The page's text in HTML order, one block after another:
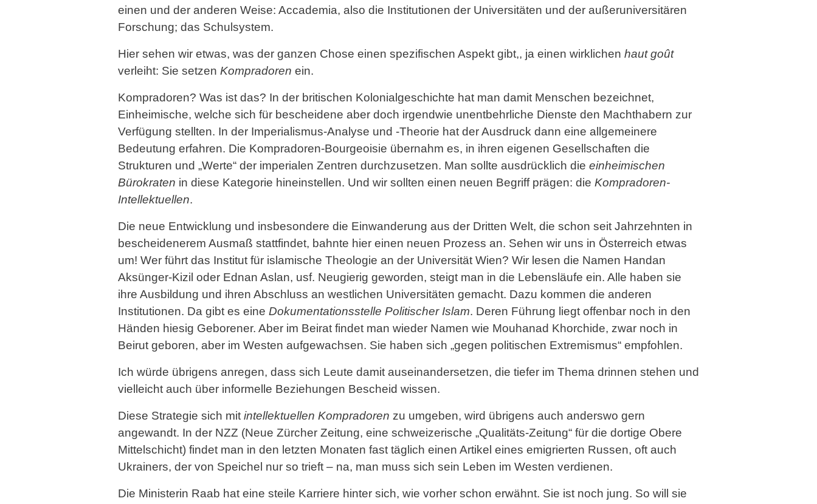
einen und der anderen Weise: Accademia, also die Institutionen der Universitäten und der außeruniversitären
Forschung; das Schulsystem.
Hier sehen wir etwas, was der ganzen Chose einen spezifischen Aspekt gibt,, ja einen wirklichen haut goût
verleiht: Sie setzen Kompradoren ein.
Kompradoren? Was ist das? In der britischen Kolonialgeschichte hat man damit Menschen bezeichnet,
Einheimische, welche sich für bescheidene aber doch irgendwie unentbehrliche Dienste den Machthabern zur
Verfügung stellten. In der Imperialismus-Analyse und -Theorie hat der Ausdruck dann eine allgemeinere
Bedeutung erfahren. Die Kompradoren-Bourgeoisie übernahm es, in ihren eigenen Gesellschaften die
Strukturen und „Werte“ der imperialen Zentren durchzusetzen. Man sollte ausdrücklich die einheimischen
Bürokraten in diese Kategorie hineinstellen. Und wir sollten einen neuen Begriff prägen: die Kompradoren-
Intellektuellen.
Die neue Entwicklung und insbesondere die Einwanderung aus der Dritten Welt, die schon seit Jahrzehnten in
bescheidenerem Ausmaß stattfindet, bahnte hier einen neuen Prozess an. Sehen wir uns in Österreich etwas
um! Wer führt das Institut für islamische Theologie an der Universität Wien? Wir lesen die Namen Handan
Aksünger-Kizil oder Ednan Aslan, usf. Neugierig geworden, steigt man in die Lebensläufe ein. Alle haben sie
ihre Ausbildung und ihren Abschluss an westlichen Universitäten gemacht. Dazu kommen die anderen
Institutionen. Da gibt es eine Dokumentationsstelle Politischer Islam. Deren Führung liegt offenbar noch in den
Händen hiesig Geborener. Aber im Beirat findet man wieder Namen wie Mouhanad Khorchide, zwar noch in
Beirut geboren, aber im Westen aufgewachsen. Sie haben sich „gegen politischen Extremismus“ empfohlen.
Ich würde übrigens anregen, dass sich Leute damit auseinandersetzen, die tiefer im Thema drinnen stehen und
vielleicht auch über informelle Beziehungen Bescheid wissen.
Diese Strategie sich mit intellektuellen Kompradoren zu umgeben, wird übrigens auch anderswo gern
angewandt. In der NZZ (Neue Zürcher Zeitung, eine schweizerische „Qualitäts-Zeitung“ für die dortige Obere
Mittelschicht) findet man in den letzten Monaten fast täglich einen Artikel eines emigrierten Russen, oft auch
Ukrainers, der von Speichel nur so trieft – na, man muss sich sein Leben im Westen verdienen.
Die Ministerin Raab hat eine steile Karriere hinter sich, wie vorher schon erwähnt. Sie ist noch jung. So will sie